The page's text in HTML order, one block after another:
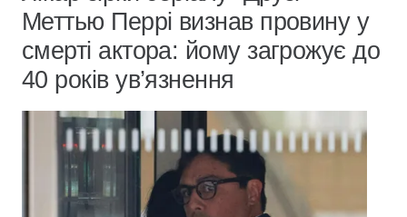
Меттью Перрі визнав провину у
смерті актора: йому загрожує до
40 років ув’язнення